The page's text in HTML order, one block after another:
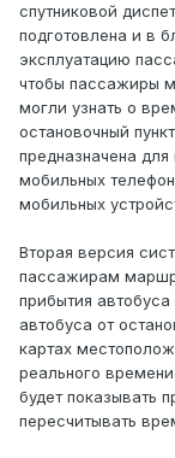
спутниковой
подготовлена и в
эксплуатацию
чтобы пассажиры
могли узнать о
остановочный
предназначена
мобильных
мобильных
Вторая версия
пассажирам
прибытия
автобуса от
картах
реального
будет показывать
пересчитывать